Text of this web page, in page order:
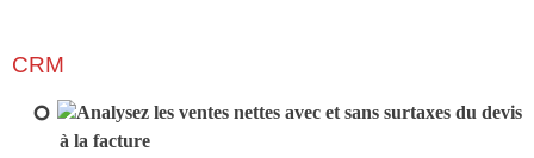
CRM
Analysez les ventes nettes avec et sans surtaxes du devis
à la facture